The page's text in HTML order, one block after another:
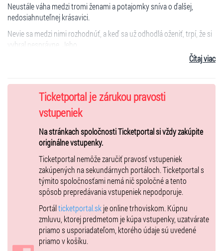
Neustále váha medzi tromi ženami a potajomky sníva o ďalšej,
nedosiahnuteľnej krásavici.
Nevie sa medzi nimi rozhodnúť, a keď sa už odhodlá oženiť, trpí, že si
vybral nesprávne. Jeho
pochybnosti a nerozhodnosť vedú k tomu, že skutočné šťastie mu
Atmosféra hry je typicky levinovská, komponovaná poetickým
jazykom plným metafor, s
rýchlymi zvratmi a grotesknými situáciami, zaplnená postavami,
ktoré vyvolávajú smiech aj
Réžia: Lukasz Kos
Čítaj viac
Ticketportal je zárukou pravosti
vstupeniek
Na stránkach spoločnosti Ticketportal si vždy zakúpite
originálne vstupenky.
Ticketportal nemôže zaručiť pravosť vstupeniek
zakúpených na sekundárnych portáloch. Ticketportal s
týmito spoločnosťami nemá nič spoločné a tento
spôsob prepredávania vstupeniek nepodporuje.
Portálticketportal.sk je online trhoviskom. Kúpnu
zmluvu, ktorej predmetom je kúpa vstupenky, uzatvárate
priamo s usporiadateľom, ktorého údaje sú uvedené
priamo v košíku.